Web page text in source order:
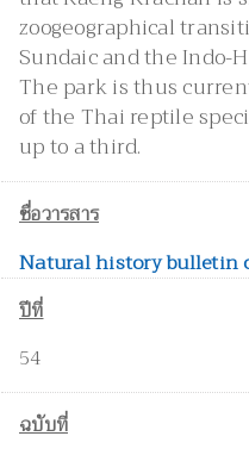
zoogeographical
Sundaic and the Indo-
The park is thus
of the Thai reptile
up to a third.
ชื่อวารสาร
Natural history bulletin
ปีที่
54
ฉบับที่